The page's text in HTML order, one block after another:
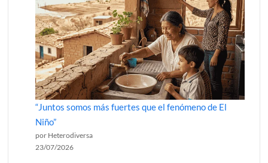
“Juntos somos más fuertes que el fenómeno de El
Niño”
por Heterodiversa
23/07/2026